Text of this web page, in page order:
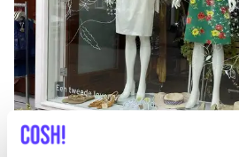
Aan route toevoegen